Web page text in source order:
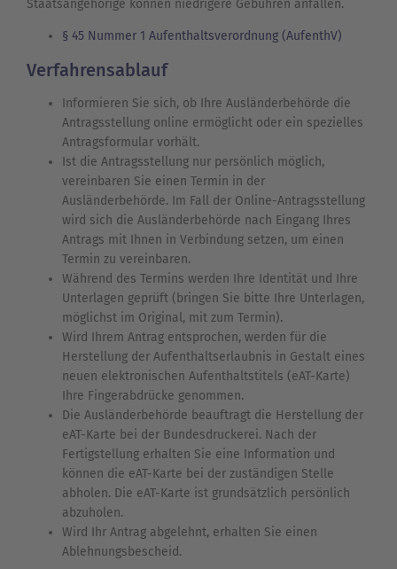
Staatsangehörige können niedrigere Gebühren anfallen.
§ 45 Nummer 1 Aufenthaltsverordnung (AufenthV)
Verfahrensablauf
Informieren Sie sich, ob Ihre Ausländerbehörde die
Antragsstellung online ermöglicht oder ein spezielles
Antragsformular vorhält.
Ist die Antragsstellung nur persönlich möglich,
vereinbaren Sie einen Termin in der
Ausländerbehörde. Im Fall der Online-Antragsstellung
wird sich die Ausländerbehörde nach Eingang Ihres
Antrags mit Ihnen in Verbindung setzen, um einen
Termin zu vereinbaren.
Während des Termins werden Ihre Identität und Ihre
Unterlagen geprüft (bringen Sie bitte Ihre Unterlagen,
möglichst im Original, mit zum Termin).
Wird Ihrem Antrag entsprochen, werden für die
Herstellung der Aufenthaltserlaubnis in Gestalt eines
neuen elektronischen Aufenthaltstitels (eAT-Karte)
Ihre Fingerabdrücke genommen.
Die Ausländerbehörde beauftragt die Herstellung der
eAT-Karte bei der Bundesdruckerei. Nach der
Fertigstellung erhalten Sie eine Information und
können die eAT-Karte bei der zuständigen Stelle
abholen. Die eAT-Karte ist grundsätzlich persönlich
abzuholen.
Wird Ihr Antrag abgelehnt, erhalten Sie einen
Ablehnungsbescheid.